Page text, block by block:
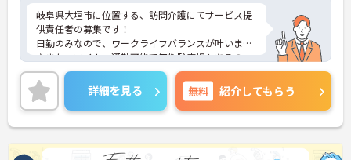
岐阜県大垣市に位置する、訪問介護にてサービス提
供責任者の募集です！
日勤のみなので、ワークライフバランスが叶います
♪また、マイカー通勤可能で無料駐車場もあるの
で、通勤らくらくです◎
ご興味のある方には、面接対策ポイントなど、さら
に詳細をお話しいたしますのでお気軽にご相談くだ
さい！
詳細を見る 無料 紹介してもらう